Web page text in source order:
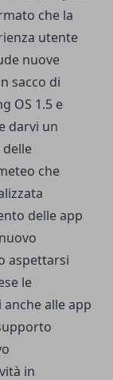
che la
utente
nuove
sacco di
OS 1.5 e
darvi un
che
delle app
aspettarsi
le
alle app
in